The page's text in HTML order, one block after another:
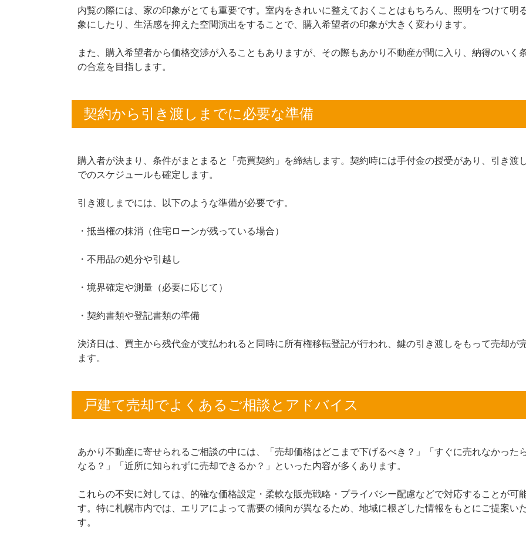
内覧の際には、家の印象がとても重要です。室内をきれいに整えておくことはもちろん、照明をつけて明
象にしたり、生活感を抑えた空間演出をすることで、購入希望者の印象が大きく変わります。
また、購入希望者から価格交渉が入ることもありますが、その際もあかり不動産が間に入り、納得のいく
の合意を目指します。
契約から引き渡しまでに必要な準備
購入者が決まり、条件がまとまると「売買契約」を締結します。契約時には手付金の授受があり、引き渡
でのスケジュールも確定します。
引き渡しまでには、以下のような準備が必要です。
・抵当権の抹消（住宅ローンが残っている場合）
・不用品の処分や引越し
・境界確定や測量（必要に応じて）
・契約書類や登記書類の準備
決済日は、買主から残代金が支払われると同時に所有権移転登記が行われ、鍵の引き渡しをもって売却が
ます。
戸建て売却でよくあるご相談とアドバイス
あかり不動産に寄せられるご相談の中には、「売却価格はどこまで下げるべき？」「すぐに売れなかった
なる？」「近所に知られずに売却できるか？」といった内容が多くあります。
これらの不安に対しては、的確な価格設定・柔軟な販売戦略・プライバシー配慮などで対応することが可
す。特に札幌市内では、エリアによって需要の傾向が異なるため、地域に根ざした情報をもとにご提案い
す。